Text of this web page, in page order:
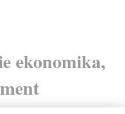
ekonomika,